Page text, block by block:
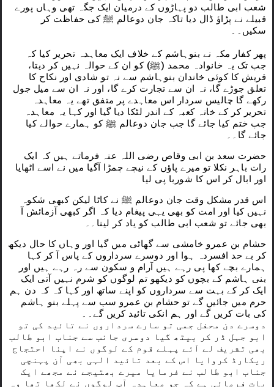
شعب ابی طالب دو پہاڑوں کے درمیان ایک جگہ تھی وہاں پورے
قبیلے نے پڑاؤ ڈال دیا تاکہ جان دوعالم ﷺ کی حفاظت کر
سکیں۔۔
پھر کفار مکہ نے بنوہاشم کے خلاف ایک معاہدہ تحریر کیا کہ
جب تک یہ خانوادہ محمد (ﷺ) کو ان کے حوالہ نہیں کر دیتا،
قریش کا کوئی خاندان بنوہاشم سے نہ تو شادی اور نکاح کا
تعلق جوڑے گا، نہ ان سے تجارت کرے گا، اور نہ ان سے میل جول
رکھے گا چالیس سردار اس معاہدے پر متفق تھے یہ معاہدہ
تحریر کر کے خانہ کعبہ کے اندر لٹکا دیا گیا اور کہا یہ معاہدہ
جب ختم کیا جائے گا جب جان دوعالم ﷺ کو ہمارے حوالے کیا
جائے گا۔۔
حضرت سعد بن ابی وقاص رضی اللہ عنہ فرماتے ہیں کہ ایک
رات باہر نکلا تو میرے پاؤں کے نیچے چمڑا آگیا میں نے اسے اٹھایا
اور ابال کر اس کا شوربا پی لیا
اس قدر مشکل وقت جان دوعالم ﷺ نے کاٹا لیکن کبھی شکوہ
نہیں کیا اور امت کو بھی یہی پیغام دیا کہ اگر کبھی آزمائش آ
بھی جائے تو شعب ابی طالب کو یاد کر لینا۔۔
حشام بن عمرو خامشی سے گھاٹی میں گیا اور وہاں کا حال دیکھ
کر بے حد افسردہ ہوا اور دوسرے سرداروں کے پاس آ کر کہا
ہمارے بچے کھا پی رہے ہیں آرام و سکون سے رہ رہے ہیں اور
بنی ہاشم کے بچوں کو دیکھو تم لوگوں کو شرم نہیں آتی ایک
ایک کر کے بہت سے سرداروں کو اپنے ساتھ اور کہا کہ کہ دن ہم
حرم میں جائیں گے تو حشام بن عمرو سب سے پہلے بنو ہاشم
کی بات کریں گے اور ہم انکی تائید کریں گے۔۔
دوسرے دن محفل جمی تو سارے سرداروں نے تائید کی تو
ابو جہل ڈر کر بیٹھ گیا دوسری جانب سے جناب ابو طالب
بھی تشریف لے آئے پہلے قوم کے لوگوں نے اپنا احتجاج
ریکارڈ کروایا اس کے بعد تائید الہی بھی آن پہنچی
جناب ابو طالب نے فرمایا میرے بھتیجے نے مجھے ایک
بات فرمائی ہے کہ جو معاہدہ آپ لوگوں نے لکھا تھا وہ